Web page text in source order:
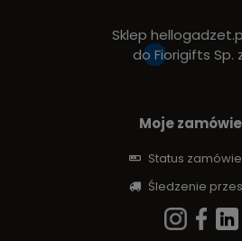
Sklep
do Fiorigifts Sp.
Moje
Status
Śledzenie